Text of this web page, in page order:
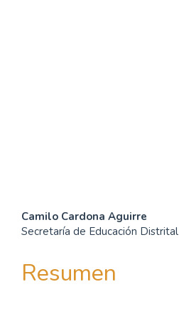
Contenido
del
Camilo Cardona Aguirre
Secretaría de Educación Distrital
Resumen